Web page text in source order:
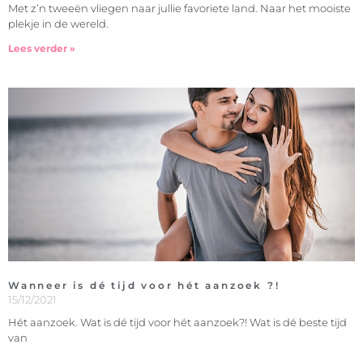
Met z’n tweeën vliegen naar jullie favoriete land. Naar het mooiste
plekje in de wereld.
Lees verder »
Wanneer is dé tijd voor hét aanzoek ?!
15/12/2021
Hét aanzoek. Wat is dé tijd voor hét aanzoek?! Wat is dé beste tijd
van